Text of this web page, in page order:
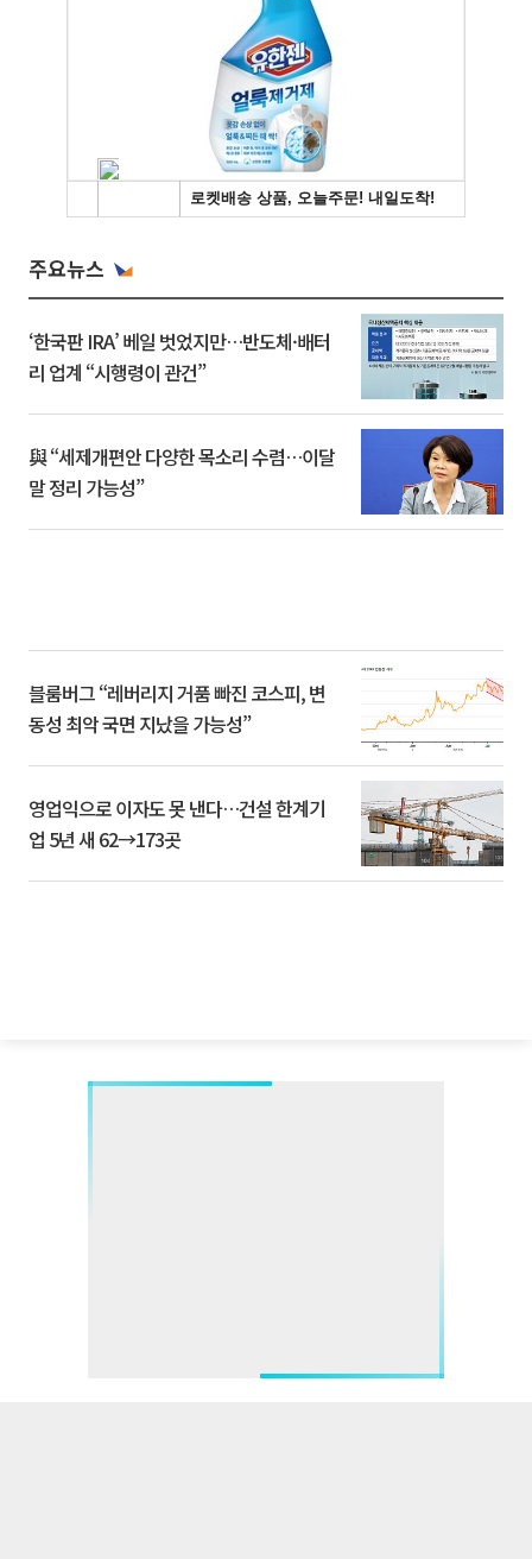
주요뉴스
‘한국판 IRA’ 베일 벗었지만…반도체·배터
리 업계 “시행령이 관건”
與 “세제개편안 다양한 목소리 수렴…이달
말 정리 가능성”
블룸버그 “레버리지 거품 빠진 코스피, 변
동성 최악 국면 지났을 가능성”
영업익으로 이자도 못 낸다…건설 한계기
업 5년 새 62→173곳